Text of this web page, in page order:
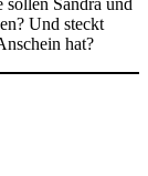
Und steckt
hat?